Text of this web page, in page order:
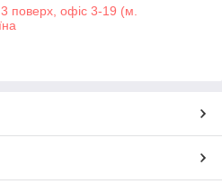
поверх, офіс 3-19 (м.